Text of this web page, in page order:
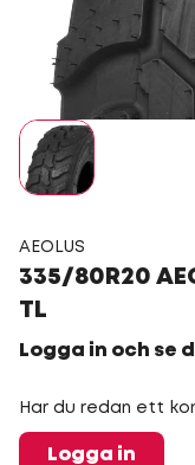
AEOLUS
335/80R20
TL
Logga in och se
Har du redan ett
Logga in